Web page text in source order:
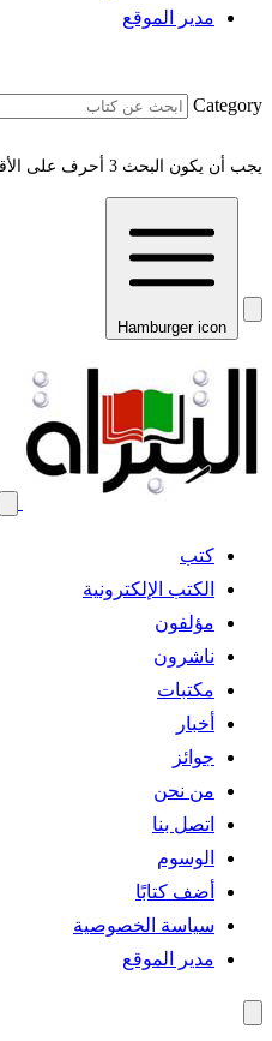
مدير الموقع
Category
يجب أن يكون البحث 3 أحرف على الأقل
Hamburger icon
كتب
الكتب الإلكترونية
مؤلفون
ناشرون
مكتبات
أخبار
جوائز
من نحن
اتصل بنا
الوسوم
أضف كتابًا
سياسة الخصوصية
مدير الموقع